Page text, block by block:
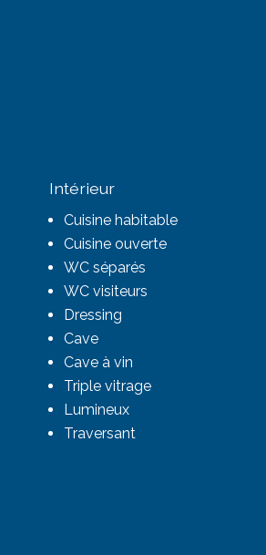
Intérieur
Cuisine habitable
Cuisine ouverte
WC séparés
WC visiteurs
Dressing
Cave
Cave à vin
Triple vitrage
Lumineux
Traversant